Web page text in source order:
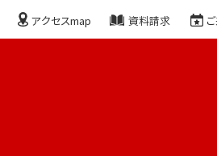
アクセスmap 資料請求